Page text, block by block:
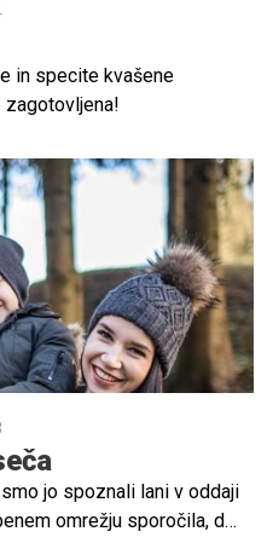
in specite kvašene
zagotovljena!
jo spoznali lani v oddaji
omrežju sporočila, da